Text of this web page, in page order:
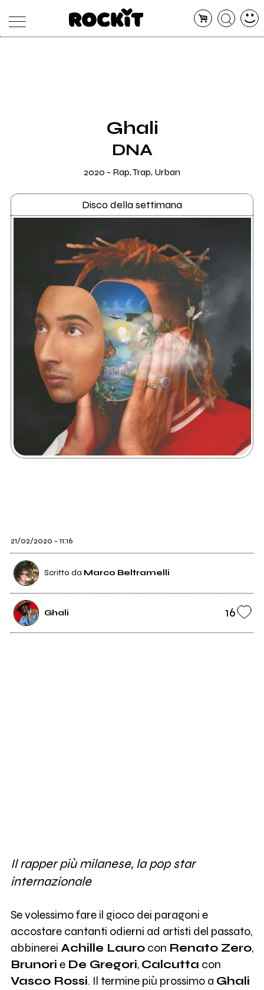
Ghali
DNA
2020 - Rap, Trap, Urban
Disco della settimana
21/02/2020 - 11:16
Scritto da Marco Beltramelli
Ghali 16
Il rapper più milanese, la pop star
internazionale
Se volessimo fare il gioco dei paragoni e
accostare cantanti odierni ad artisti del passato,
abbinerei Achille Laurocon Renato Zero,
Brunori e De Gregori, Calcutta con
Vasco Rossi. Il termine più prossimo a Ghali